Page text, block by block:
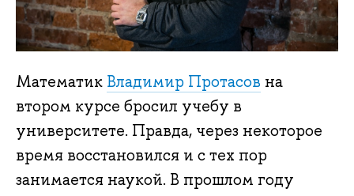
Математик Владимир Протасов на
втором курсе бросил учебу в
университете. Правда, через некоторое
время восстановился и с тех пор
занимается наукой. В прошлом году